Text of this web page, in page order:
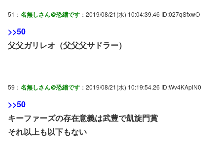
51： 名無しさん＠恐縮です ：2019/08/21(水) 10:04:39.46 ID:027qSfxwO
>>50
父父ガリレオ（父父父サドラー）
59： 名無しさん＠恐縮です ：2019/08/21(水) 10:19:54.26 ID:Wv4KAplN0
>>50
キーファーズの存在意義は武豊で凱旋門賞
それ以上も以下もない